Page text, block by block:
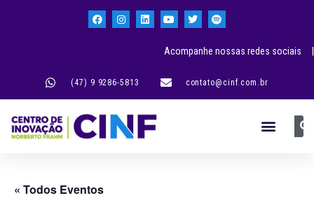
(47) 9 9286-5813 contato@cinf.com.br
Acompanhe nossas redes sociais |
« Todos Eventos